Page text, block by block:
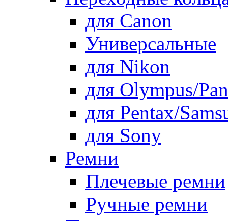
для Canon
Универсальные
для Nikon
для Olympus/
для Pentax/
для Sony
Ремни
Плечевые ремни
Ручные ремни